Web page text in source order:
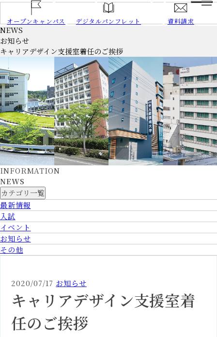
オープンキャンパス デジタルパンフレット 資料請求
大学案内
学長あいさつ
建学の精神、教育の理念
大学の特長
3つのポリシー
情報公開
大学データ
交通アクセス
学部／大学院
学部／大学院トップ
心理学部 心理学科 岡崎キャンパス
心理学部 犯罪心理学科 岡崎キャンパス
環境科学部 岡崎キャンパス
環境科学部
フィールド生態学科
環境科学部
環境科学部
環境データサイエンス
学科
2027年4月学科改組予定
岡崎キャンパス
看護学部
HOME
NEWS
お知らせ
キャリアデザイン支援室着任のご挨拶
INFORMATION
NEWS
カテゴリ一覧
最新情報
入試
イベント
お知らせ
その他
2020/07/17 お知らせ
キャリアデザイン支援室着
任のご挨拶